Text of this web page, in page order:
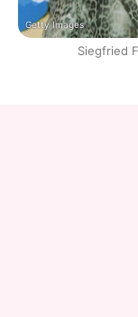
Getty Images
Siegfried